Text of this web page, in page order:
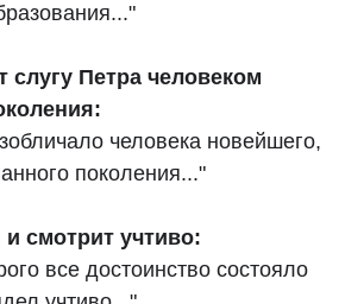
слугу Петра человеком
человека новейшего,
поколения..."
и смотрит учтиво:
все достоинство состояло